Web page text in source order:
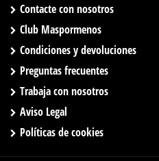
Contacte con nosotros
Club Maspormenos
Condiciones y devoluciones
Preguntas frecuentes
Trabaja con nosotros
Aviso Legal
Políticas de cookies